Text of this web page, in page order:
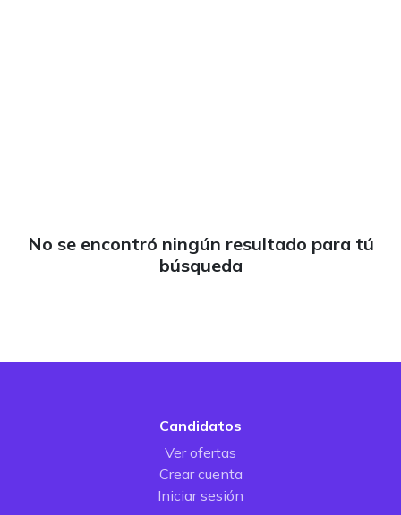
No se encontró ningún resultado para tú
búsqueda
Candidatos
Ver ofertas
Crear cuenta
Iniciar sesión